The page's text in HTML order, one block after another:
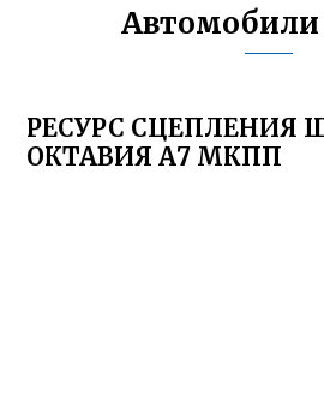
Автомобили
РЕСУРС СЦЕПЛЕНИЯ
ОКТАВИЯ А7 МКПП